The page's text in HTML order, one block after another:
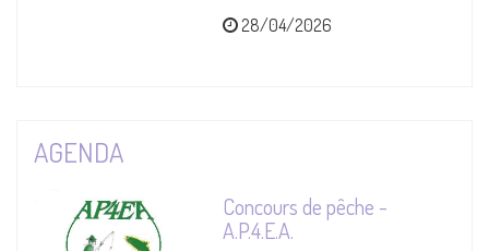
28/04/2026
AGENDA
Concours de pêche -
A.P.4.E.A.